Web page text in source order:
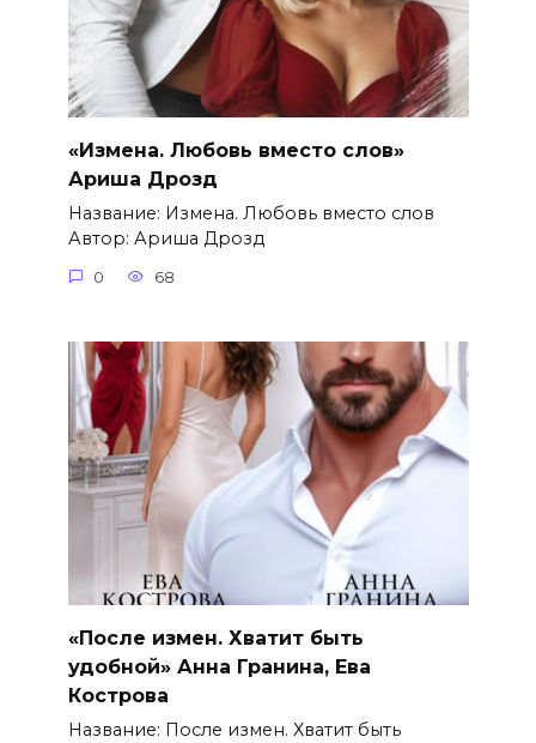
«Измена. Любовь вместо слов»
Ариша Дрозд
Название: Измена. Любовь вместо слов
Автор: Ариша Дрозд
0 68
«После измен. Хватит быть
удобной» Анна Гранина, Ева
Кострова
Название: После измен. Хватит быть